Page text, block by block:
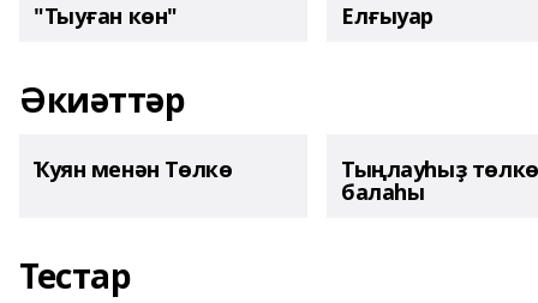
"Тыуған көн" Елғыуар
Әкиәттәр
Ҡуян менән Төлкө Тыңлауһыҙ төлкө
балаһы
Тестар